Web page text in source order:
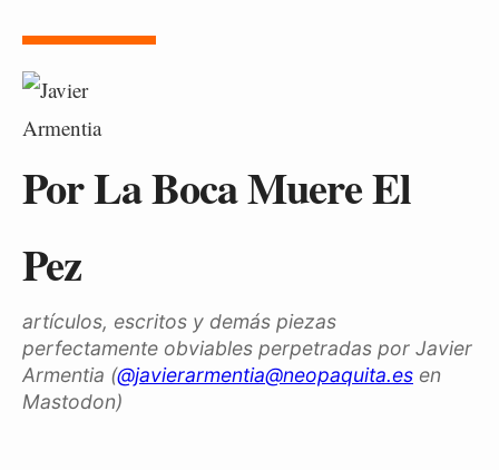
Por La Boca Muere El
Pez
artículos, escritos y demás piezas
perfectamente obviables perpetradas por Javier
Armentia (@javierarmentia@neopaquita.es en
Mastodon)